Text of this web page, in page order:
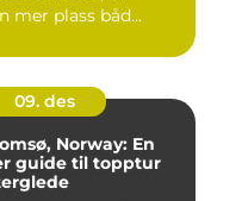
hilsenen mer plass båd...
09. des
Norway: En
guide til topptur